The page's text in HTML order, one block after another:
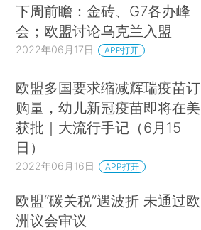
下周前瞻：金砖、G7各办峰
会；欧盟讨论乌克兰入盟
2022年06月17日 APP打开
欧盟多国要求缩减辉瑞疫苗订
购量，幼儿新冠疫苗即将在美
获批｜大流行手记（6月15
日）
2022年06月16日 APP打开
欧盟“碳关税”遇波折 未通过欧
洲议会审议